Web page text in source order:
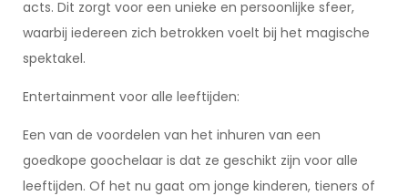
acts. Dit zorgt voor een unieke en persoonlijke sfeer,
waarbij iedereen zich betrokken voelt bij het magische
spektakel.
Entertainment voor alle leeftijden:
Een van de voordelen van het inhuren van een
goedkope goochelaar is dat ze geschikt zijn voor alle
leeftijden. Of het nu gaat om jonge kinderen, tieners of